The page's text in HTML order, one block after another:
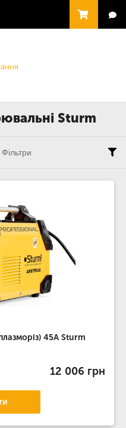
Sturm
45A Sturm
12 006 грн
Фільтри